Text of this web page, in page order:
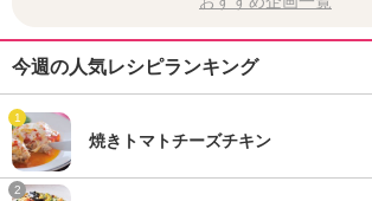
今週の人気レシピランキング
1
焼きトマトチーズチキン
2